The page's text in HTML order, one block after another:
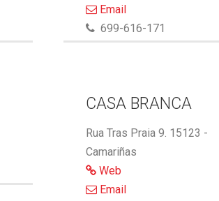
Email
699-616-171
CASA BRANCA
Rua Tras Praia 9. 15123 -
Camariñas
Web
Email